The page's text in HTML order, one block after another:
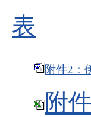
表
附件2：
附